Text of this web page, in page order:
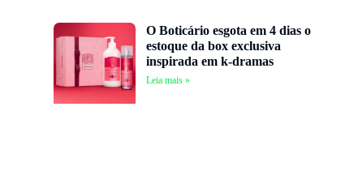
O Boticário esgota em 4 dias o
estoque da box exclusiva
inspirada em k-dramas
Leia mais »